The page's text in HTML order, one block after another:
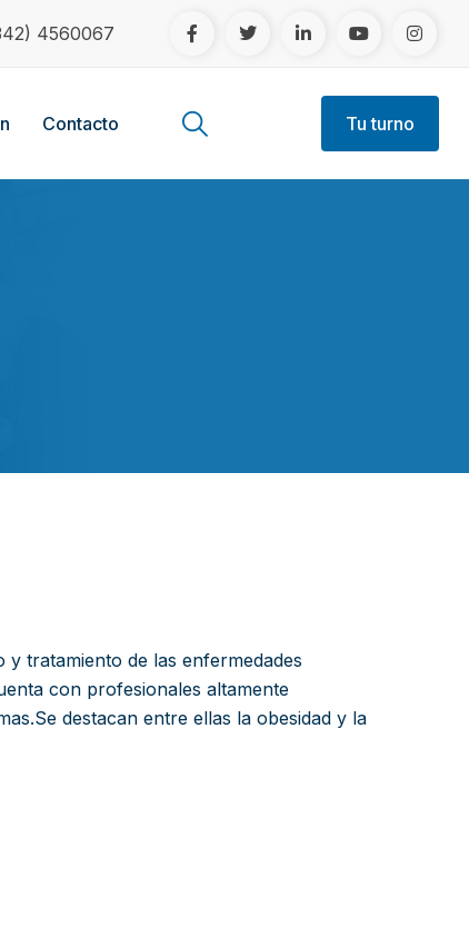
4560067
Contacto Tu turno
tratamiento de las enfermedades
con profesionales altamente
destacan entre ellas la obesidad y la